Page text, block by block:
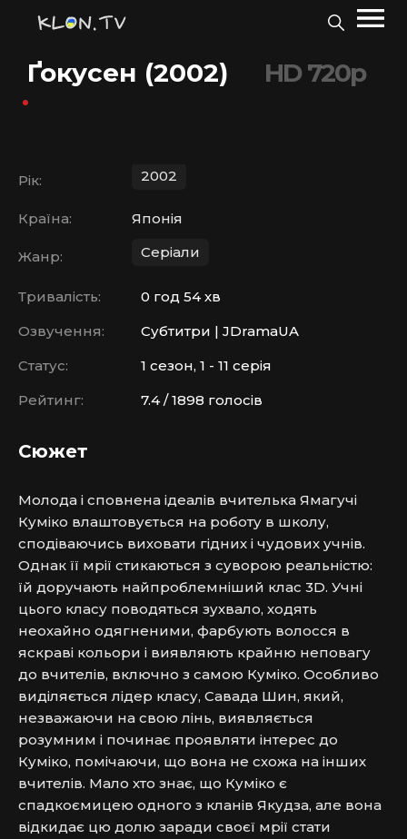
Ґокусен (2002) HD 720p
Рік: 2002
Країна: Японія
Жанр: Серіали
Тривалість:
0 год 54 хв
Озвучення:
Субтитри | JDramaUA
Статус:
1 сезон, 1 - 11 серія
Рейтинг:
7.4 / 1898 голосів
Сюжет
Молода і сповнена ідеалів вчителька Ямагучі
Куміко влаштовується на роботу в школу,
сподіваючись виховати гідних і чудових учнів.
Однак її мрії стикаються з суворою реальністю:
їй доручають найпроблемніший клас 3D. Учні
цього класу поводяться зухвало, ходять
неохайно одягненими, фарбують волосся в
яскраві кольори і виявляють крайню неповагу
до вчителів, включно з самою Куміко. Особливо
виділяється лідер класу, Савада Шин, який,
незважаючи на свою лінь, виявляється
розумним і починає проявляти інтерес до
Куміко, помічаючи, що вона не схожа на інших
вчителів. Мало хто знає, що Куміко є
спадкоємицею одного з кланів Якудза, але вона
відкидає цю долю заради своєї мрії стати